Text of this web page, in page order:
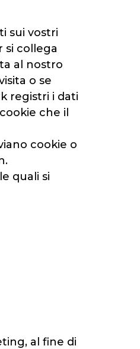
sui vostri
si collega
al nostro
o se
registri i dati
che il
cookie o
quali si
al fine di